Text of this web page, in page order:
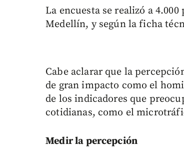
La encuesta se realizó a
Medellín, y según la ficha
Cabe aclarar que la
de gran impacto como el
de los indicadores que
cotidianas, como el
Medir la percepción